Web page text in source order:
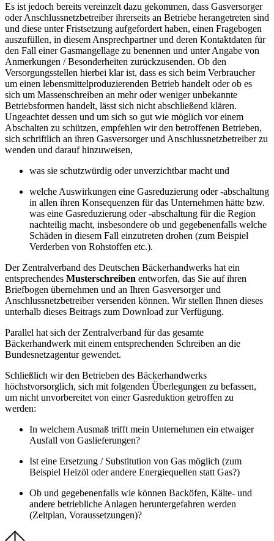
Es ist jedoch bereits vereinzelt dazu gekommen, dass Gasversorger
oder Anschlussnetzbetreiber ihrerseits an Betriebe herangetreten sind
und diese unter Fristsetzung aufgefordert haben, einen Fragebogen
auszufüllen, in diesem Ansprechpartner und deren Kontaktdaten für
den Fall einer Gasmangellage zu benennen und unter Angabe von
Anmerkungen / Besonderheiten zurückzusenden. Ob den
Versorgungsstellen hierbei klar ist, dass es sich beim Verbraucher
um einen lebensmittelproduzierenden Betrieb handelt oder ob es
sich um Massenschreiben an mehr oder weniger unbekannte
Betriebsformen handelt, lässt sich nicht abschließend klären.
Ungeachtet dessen und um sich so gut wie möglich vor einem
Abschalten zu schützen, empfehlen wir den betroffenen Betrieben,
sich schriftlich an ihren Gasversorger und Anschlussnetzbetreiber zu
wenden und darauf hinzuweisen,
was sie schutzwürdig oder unverzichtbar macht und
welche Auswirkungen eine Gasreduzierung oder -abschaltung
in allen ihren Konsequenzen für das Unternehmen hätte bzw.
was eine Gasreduzierung oder -abschaltung für die Region
nachteilig macht, insbesondere ob und gegebenenfalls welche
Schäden in diesem Fall einzutreten drohen (zum Beispiel
Verderben von Rohstoffen etc.).
Der Zentralverband des Deutschen Bäckerhandwerks hat ein
entsprechendes Musterschreiben entworfen, das Sie auf ihren
Briefbogen übernehmen und an Ihren Gasversorger und
Anschlussnetzbetreiber versenden können. Wir stellen Ihnen dieses
unterhalb dieses Beitrags zum Download zur Verfügung.
Parallel hat sich der Zentralverband für das gesamte
Bäckerhandwerk mit einem entsprechenden Schreiben an die
Bundesnetzagentur gewendet.
Schließlich wir den Betrieben des Bäckerhandwerks
höchstvorsorglich, sich mit folgenden Überlegungen zu befassen,
um nicht unvorbereitet von einer Gasreduktion getroffen zu
werden:
In welchem Ausmaß trifft mein Unternehmen ein etwaiger
Ausfall von Gaslieferungen?
Ist eine Ersetzung / Substitution von Gas möglich (zum
Beispiel Heizöl oder andere Energiequellen statt Gas?)
Ob und gegebenenfalls wie können Backöfen, Kälte- und
andere betriebliche Anlagen heruntergefahren werden
(Zeitplan, Voraussetzungen)?